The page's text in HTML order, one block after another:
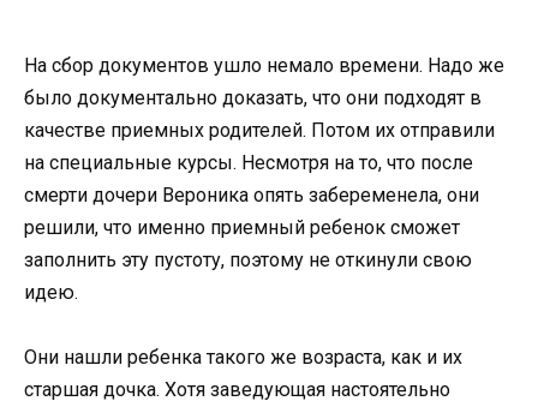
На сбор документов ушло немало времени. Надо же
было документально доказать, что они подходят в
качестве приемных родителей. Потом их отправили
на специальные курсы. Несмотря на то, что после
смерти дочери Вероника опять забеременела, они
решили, что именно приемный ребенок сможет
заполнить эту пустоту, поэтому не откинули свою
идею.
Они нашли ребенка такого же возраста, как и их
старшая дочка. Хотя заведующая настоятельно